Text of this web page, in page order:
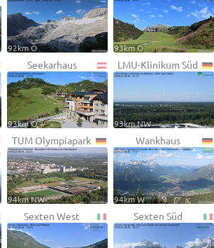
92km O 93km O
Seekarhaus
93km O
LMU-Klinikum Süd
93km NW
TUM Olympiapark
94km NW
Wankhaus
94km W
Sexten West Sexten Süd